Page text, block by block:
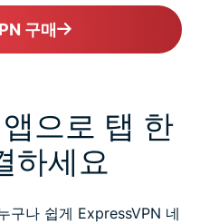
구매
으로 탭 한
하세요
구나 쉽게 ExpressVPN 네